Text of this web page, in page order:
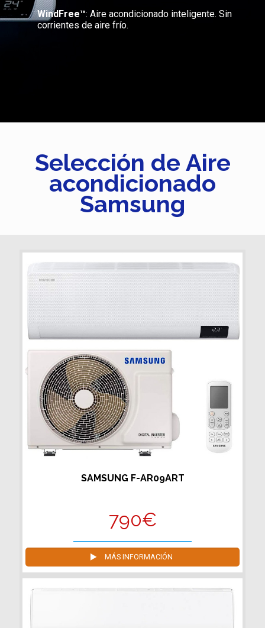
WindFree™: Aire acondicionado inteligente. Sin
corrientes de aire frío.
Selección de Aire
acondicionado
Samsung
SAMSUNG F-AR09ART
790€
MÁS INFORMACIÓN